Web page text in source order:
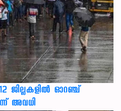
ജില്ലകളിൽ ഓറഞ്ച്
അവധി